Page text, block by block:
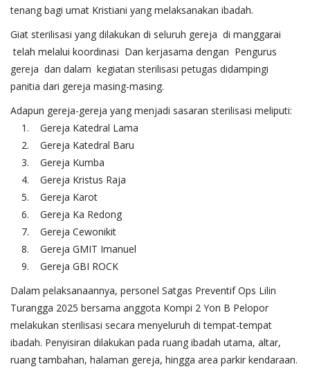
tenang bagi umat Kristiani yang melaksanakan ibadah.
Giat sterilisasi yang dilakukan di seluruh gereja di manggarai
telah melalui koordinasi Dan kerjasama dengan Pengurus
gereja dan dalam kegiatan sterilisasi petugas didampingi
panitia dari gereja masing-masing.
Adapun gereja-gereja yang menjadi sasaran sterilisasi meliputi:
1. Gereja Katedral Lama
2. Gereja Katedral Baru
3. Gereja Kumba
4. Gereja Kristus Raja
5. Gereja Karot
6. Gereja Ka Redong
7. Gereja Cewonikit
8. Gereja GMIT Imanuel
9. Gereja GBI ROCK
Dalam pelaksanaannya, personel Satgas Preventif Ops Lilin
Turangga 2025 bersama anggota Kompi 2 Yon B Pelopor
melakukan sterilisasi secara menyeluruh di tempat-tempat
ibadah. Penyisiran dilakukan pada ruang ibadah utama, altar,
ruang tambahan, halaman gereja, hingga area parkir kendaraan.